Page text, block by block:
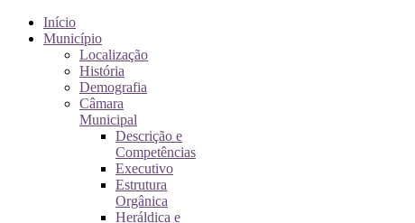
Início
Município
Localização
História
Demografia
Câmara
Municipal
Descrição e
Competências
Executivo
Estrutura
Orgânica
Heráldica e